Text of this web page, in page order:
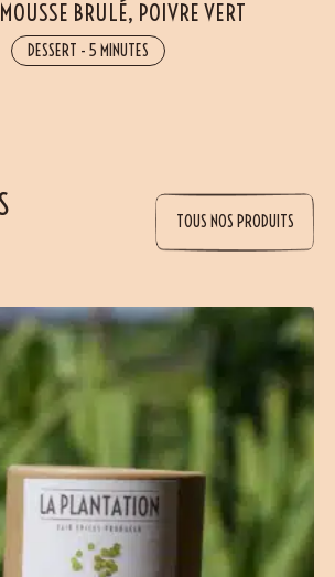
BRULÉ, POIVRE VERT
DESSERT - 5 MINUTES
TOUS NOS PRODUITS